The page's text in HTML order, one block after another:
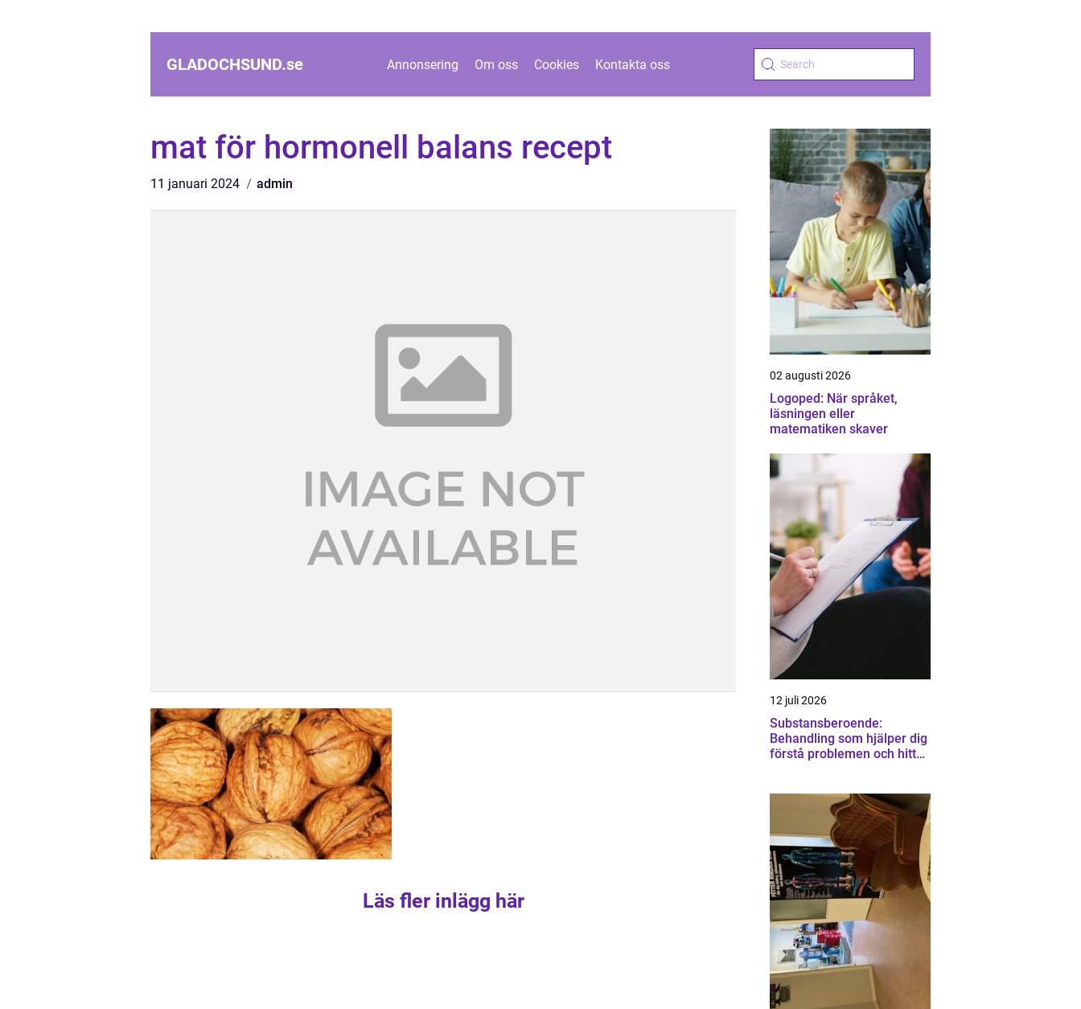
GLADOCHSUND.se Annonsering Om oss Cookies Kontakta oss
mat för hormonell balans recept
11 januari 2024 admin
Läs fler inlägg här
02 augusti 2026
Logoped: När språket,
läsningen eller
matematiken skaver
12 juli 2026
Substansberoende:
Behandling som hjälper dig
förstå problemen och hitta